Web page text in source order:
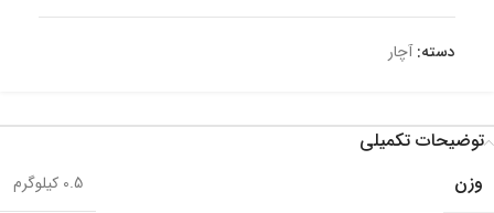
دسته: آچار
توضیحات تکمیلی
وزن
0.5 کیلوگرم